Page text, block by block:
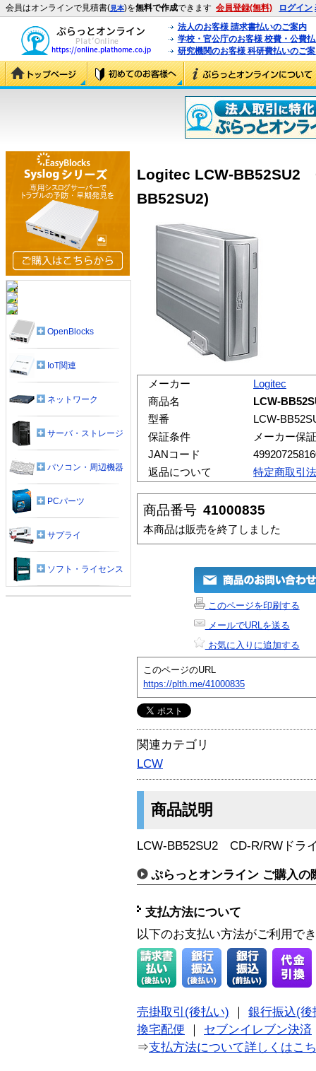
会員はオンラインで見積書(見本)を無料で作成できます 会員登録(無料) ログイン
法人のお客様 請求書払いのご案内
学校・官公庁のお客様 校費・公費
研究機関のお客様 科研費払いのご
Logitec LCW-BB52SU2
BB52SU2)
メーカー
Logitec
商品名
LCW-
型番
LCW-
保証条件
メーカー保証
JANコード
返品について
特定商取引
商品番号 41000835
本商品は販売を終了しました
このページを印刷する
メールでURLを送る
お気に入りに追加する
このページのURL
https://plth.me/41000835
関連カテゴリ
LCW
商品説明
LCW-BB52SU2 CD-R/RWドラ
ぷらっとオンライン ご購入の
支払方法について
以下のお支払い方法がご利用で
売掛取引(後払い)
銀行振込(後
換宅配便
セブンイレブン決済
⇒支払方法について詳しくはこ
OpenBlocks
IoT関連
ネットワーク
サーバ・ストレージ
パソコン・周辺機器
PCパーツ
サプライ
ソフト・ライセンス